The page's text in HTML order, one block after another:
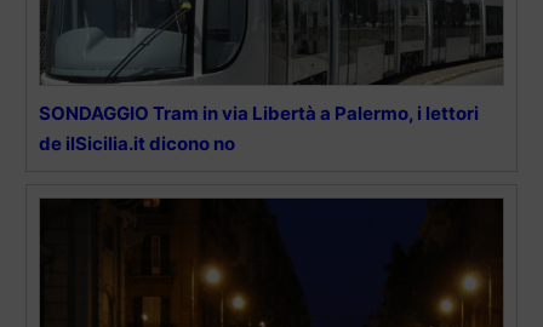
SONDAGGIO Tram in via Libertà a Palermo, i lettori
de ilSicilia.it dicono no